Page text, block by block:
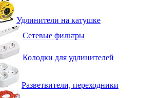
Удлинители на катушке
Сетевые фильтры
Колодки для удлинителей
Разветвители, переходники